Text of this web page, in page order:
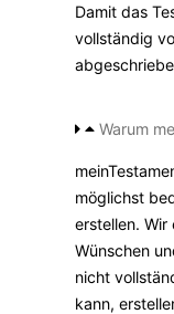
Damit das
vollständig
Warum
möglichst
erstellen.
Wünschen
nicht
kann,